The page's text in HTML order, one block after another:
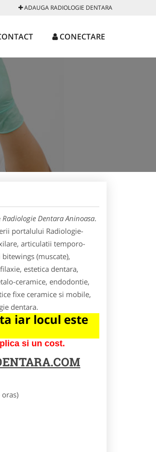
ADAUGA RADIOLOGIE DENTARA
CONECTARE
Radiologie Dentara Aninoasa.
portalului Radiologie-
articulatii temporo-
(muscate),
estetica dentara,
ceramice, endodontie,
fixe ceramice si mobile,
dentara.
iar locul este
si un cost.